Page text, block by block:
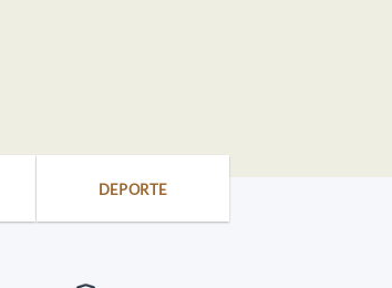
DEPORTE